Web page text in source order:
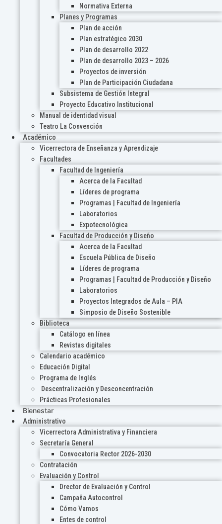
Normativa Externa
Planes y Programas
Plan de acción
Plan estratégico 2030
Plan de desarrollo 2022
Plan de desarrollo 2023 – 2026
Proyectos de inversión
Plan de Participación Ciudadana
Subsistema de Gestión Integral
Proyecto Educativo Institucional
Manual de identidad visual
Teatro La Convención
Académico
Vicerrectora de Enseñanza y Aprendizaje
Facultades
Facultad de Ingeniería
Acerca de la Facultad
Líderes de programa
Programas | Facultad de Ingeniería
Laboratorios
Expotecnológica
Facultad de Producción y Diseño
Acerca de la Facultad
Escuela Pública de Diseño
Líderes de programa
Programas | Facultad de Producción y Diseño
Laboratorios
Proyectos Integrados de Aula – PIA
Simposio de Diseño Sostenible
Biblioteca
Catálogo en línea
Revistas digitales
Calendario académico
Educación Digital
Programa de Inglés
Descentralización y Desconcentración
Prácticas Profesionales
Bienestar
Administrativo
Vicerrectora Administrativa y Financiera
Secretaría General
Convocatoria Rector 2026-2030
Contratación
Evaluación y Control
Drector de Evaluación y Control
Campaña Autocontrol
Cómo Vamos
Entes de control